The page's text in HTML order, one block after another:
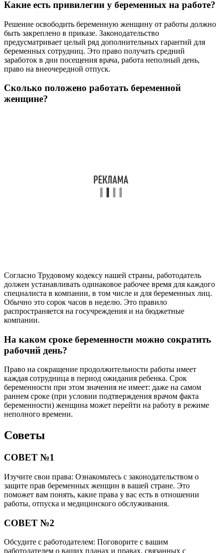
Какие есть привилегии у беременных на работе?
Решение освободить беременную женщину от работы должно
быть закреплено в приказе. Законодательство
предусматривает целый ряд дополнительных гарантий для
беременных сотрудниц. Это право получать средний
заработок в дни посещения врача, работа неполный день,
право на внеочередной отпуск.
Сколько положено работать беременной
женщине?
Согласно Трудовому кодексу нашей страны, работодатель
должен устанавливать одинаковое рабочее время для каждого
специалиста в компании, в том числе и для беременных лиц.
Обычно это сорок часов в неделю. Это правило
распространяется на госучреждения и на бюджетные
компании.
На каком сроке беременности можно сократить
рабочий день?
Право на сокращение продолжительности работы имеет
каждая сотрудница в период ожидания ребенка. Срок
беременности при этом значения не имеет: даже на самом
раннем сроке (при условии подтверждения врачом факта
беременности) женщина может перейти на работу в режиме
неполного времени.
Советы
СОВЕТ №1
Изучите свои права: Ознакомьтесь с законодательством о
защите прав беременных женщин в вашей стране. Это
поможет вам понять, какие права у вас есть в отношении
работы, отпуска и медицинского обслуживания.
СОВЕТ №2
Обсудите с работодателем: Поговорите с вашим
работодателем о ваших планах и правах, связанных с